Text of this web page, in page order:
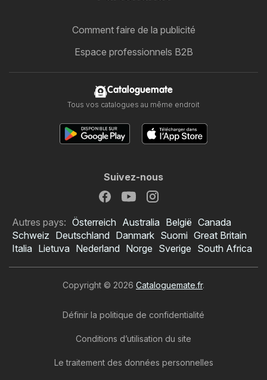
Catalogue Norma
Comment faire de la publicité
Espace professionnels B2B
Cataloguemate
Tous vos catalogues au même endroit
Suivez-nous
Autres pays: Österreich Australia België Canada
Schweiz Deutschland Danmark Suomi Great Britain
Italia Lietuva Nederland Norge Sverige South Africa
Copyright © 2026 Cataloguemate.fr.
Définir la politique de confidentialité
Conditions d’utilisation du site
Le traitement des données personnelles